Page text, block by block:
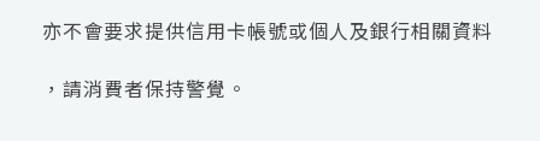
亦不會要求提供信用卡帳號或個人及銀行相關資料
，請消費者保持警覺。